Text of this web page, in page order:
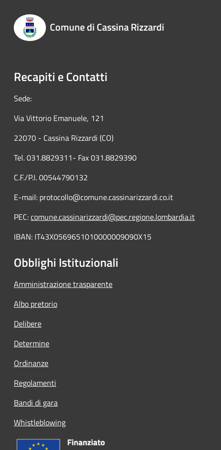
Comune di Cassina Rizzardi
Recapiti e Contatti
Sede:
Via Vittorio Emanuele, 121
22070 - Cassina Rizzardi (CO)
Tel. 031.8829311- Fax 031.8829390
C.F./P.I. 00544790132
E-mail: protocollo@comune.cassinarizzardi.co.it
PEC:comune.cassinarizzardi@pec.regione.lombardia.it
IBAN: IT43X0569651010000009090X15
Obblighi Istituzionali
Amministrazione trasparente
Albo pretorio
Delibere
Determine
Ordinanze
Regolamenti
Bandi di gara
Whistleblowing